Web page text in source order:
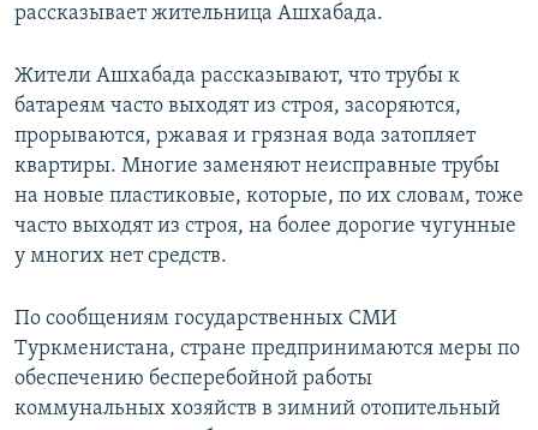
рассказывает жительница Ашхабада.
Жители Ашхабада рассказывают, что трубы к
батареям часто выходят из строя, засоряются,
прорываются, ржавая и грязная вода затопляет
квартиры. Многие заменяют неисправные трубы
на новые пластиковые, которые, по их словам, тоже
часто выходят из строя, на более дорогие чугунные
у многих нет средств.
По сообщениям государственных СМИ
Туркменистана, стране предпринимаются меры по
обеспечению бесперебойной работы
коммунальных хозяйств в зимний отопительный